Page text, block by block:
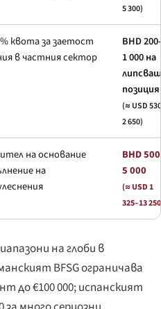
5 300)
квота за заетост
в частния сектор
BHD
1 000 на
позиция
(≈ USD
2 650)
на основание
на
BHD
5 000
(≈ USD 1
325–13
на глоби в
BFSG ограничава
до €100 000; испанският